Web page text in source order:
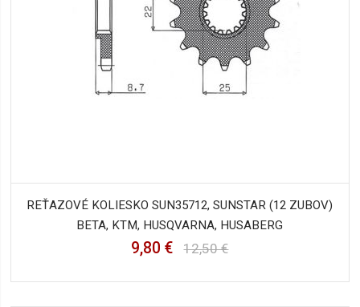
REŤAZOVÉ KOLIESKO SUN35712, SUNSTAR (12 ZUBOV)
BETA, KTM, HUSQVARNA, HUSABERG
9,80 € 12,50 €